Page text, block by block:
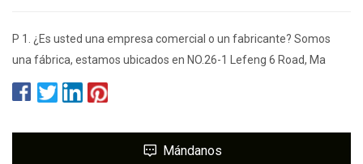
P 1. ¿Es usted una empresa comercial o un fabricante? Somos
una fábrica, estamos ubicados en NO.26-1 Lefeng 6 Road, Ma
Mándanos